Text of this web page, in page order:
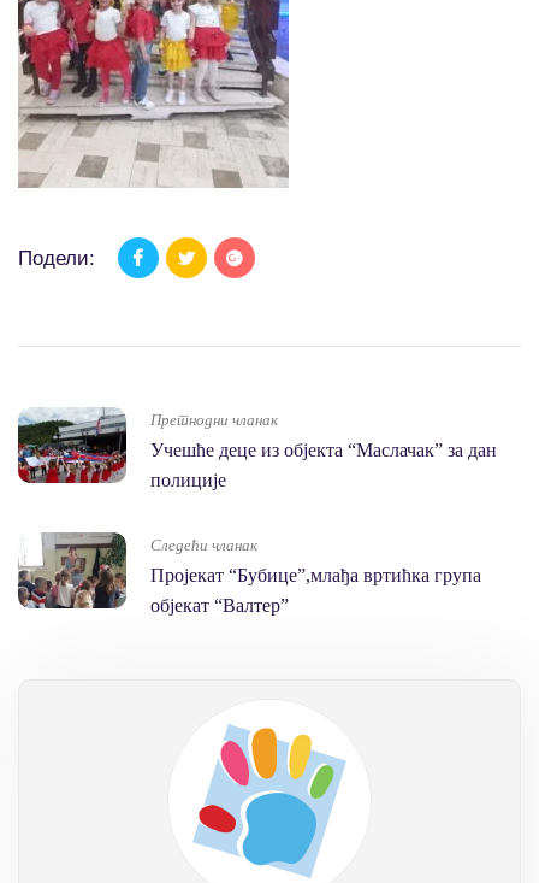
Подели:
Претнодни чланак
Учешће деце из објекта “Маслачак” за дан
полиције
Следећи чланак
Пројекат “Бубице”,млађа вртићка група
објекат “Валтер”